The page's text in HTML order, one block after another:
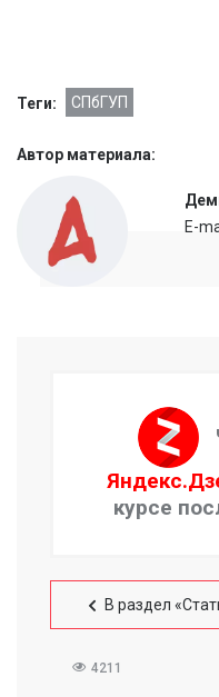
Теги: СПбГУП
Автор материала:
E-
курсе
В раздел
4211